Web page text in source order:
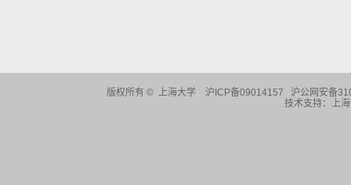
版权所有 © 上海大学
沪ICP备09014157 沪公网安备
技术支持：上